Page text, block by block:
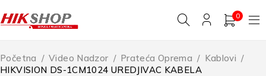
0
Početna / Video Nadzor / Prateća Oprema / Kablovi /
HIKVISION DS-1CM1024 UREDJIVAC KABELA